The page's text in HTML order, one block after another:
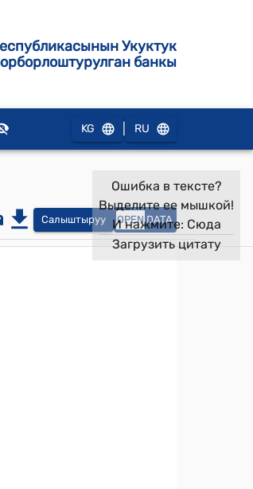
Укуктук
банкы
KG RU
Салыштыруу OPEN DATA
Ошибка в тексте?
Выделите ее мышкой!
И нажмите: Сюда
Загрузить цитату